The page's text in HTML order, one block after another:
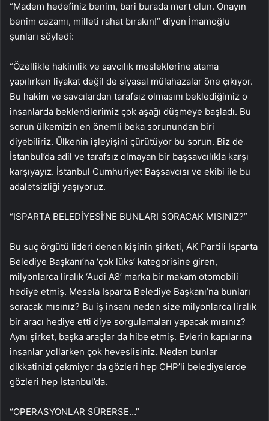
“Madem hedefiniz benim, bari burada mert olun. Onayın
benim cezamı, milleti rahat bırakın!” diyen İmamoğlu
şunları söyledi:
“Özellikle hakimlik ve savcılık mesleklerine atama
yapılırken liyakat değil de siyasal mülahazalar öne çıkıyor.
Bu hakim ve savcılardan tarafsız olmasını beklediğimiz o
insanlarda beklentilerimiz çok aşağı düşmeye başladı. Bu
sorun ülkemizin en önemli beka sorunundan biri
diyebiliriz. Ülkenin işleyişini çürütüyor bu sorun. Biz de
İstanbul’da adil ve tarafsız olmayan bir başsavcılıkla karşı
karşıyayız. İstanbul Cumhuriyet Başsavcısı ve ekibi ile bu
adaletsizliği yaşıyoruz.
“ISPARTA BELEDİYESİ’NE BUNLARI SORACAK MISINIZ?”
Bu suç örgütü lideri denen kişinin şirketi, AK Partili Isparta
Belediye Başkanı’na ‘çok lüks’ kategorisine giren,
milyonlarca liralık ‘Audi A8’ marka bir makam otomobili
hediye etmiş. Mesela Isparta Belediye Başkanı’na bunları
soracak mısınız? Bu iş insanı neden size milyonlarca liralık
bir aracı hediye etti diye sorgulamaları yapacak mısınız?
Aynı şirket, başka araçlar da hibe etmiş. Evlerin kapılarına
insanlar yollarken çok heveslisiniz. Neden bunlar
dikkatinizi çekmiyor da gözleri hep CHP’li belediyelerde
gözleri hep İstanbul’da.
“OPERASYONLAR SÜRERSE…”